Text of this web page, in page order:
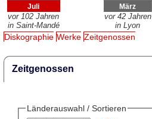
Juli
vor 102 Jahren
in Saint-Mandé
März
vor 42 Jahren
in Lyon
Diskographie Werke Zeitgenossen
Zeitgenossen
Länderauswahl / Sortieren